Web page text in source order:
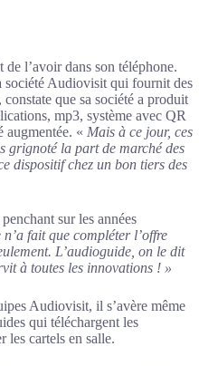
l’avoir dans son téléphone.
Audiovisit qui fournit des
que sa société a produit
mp3, système avec QR
augmentée. « Mais à ce jour, ces
grignoté la part de marché des
dispositif chez un bon tiers des
sur les années
fait que compléter l’offre
L’audioguide, on le dit
à toutes les innovations ! »
Audiovisit, il s’avère même
qui téléchargent les
les cartels en salle.